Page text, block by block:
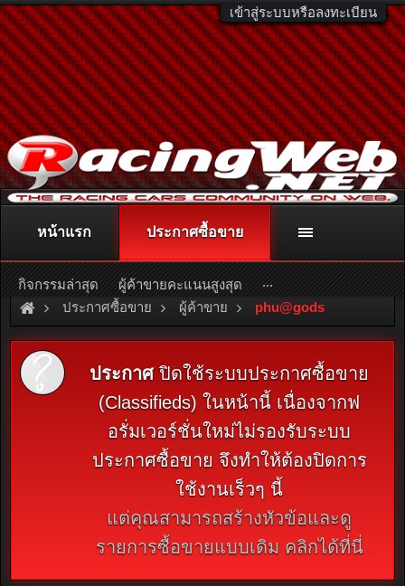
เข้าสู่ระบบหรือลงทะเบียน
ติดต่อลงโฆษณา racingweb@gmail.com
หรือโทร. 081-811-1138
หรืออ่านรายละเอียดเพิ่มเติม คลิกที่นี่
ประกาศซื้อขาย ผู้ค้าขาย phu@gods
ประกาศปิดใช้ระบบประกาศซื้อขาย
(Classifieds) ในหน้านี้ เนื่องจากฟ
อรั่มเวอร์ชั่นใหม่ไม่รองรับระบบ
ประกาศซื้อขาย จึงทำให้ต้องปิดการ
ใช้งานเร็วๆ นี้
แต่คุณสามารถสร้างหัวข้อและดู
รายการซื้อขายแบบเดิม คลิกได้ที่นี่
หน้าแรก ประกาศซื้อขาย
กิจกรรมล่าสุด ผู้ค้าขายคะแนนสูงสุด ...